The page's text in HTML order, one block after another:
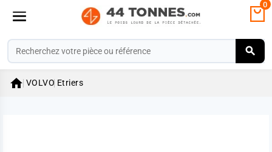
0
 VOLVO Etriers